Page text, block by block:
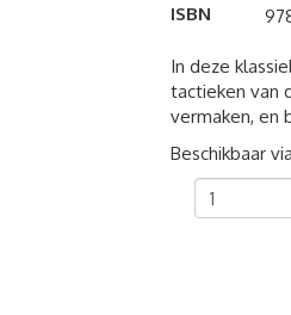
ISBN
In deze
tactieken van
vermaken, en
Beschikbaar
Brieven
uit